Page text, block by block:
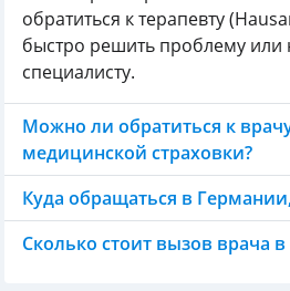
обратиться к терапевту
быстро решить проблему или
специалисту.
Можно ли обратиться к
медицинской страховки?
Куда обращаться в
Сколько стоит вызов врача